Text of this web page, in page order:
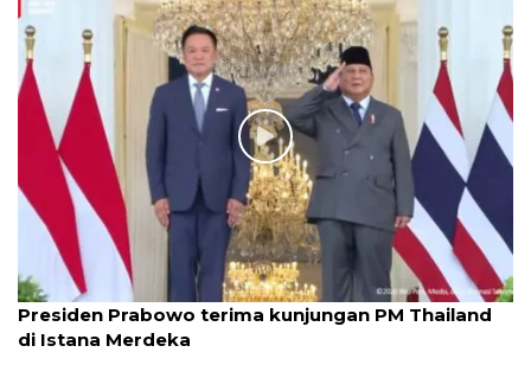
Presiden Prabowo terima kunjungan PM Thailand
di Istana Merdeka